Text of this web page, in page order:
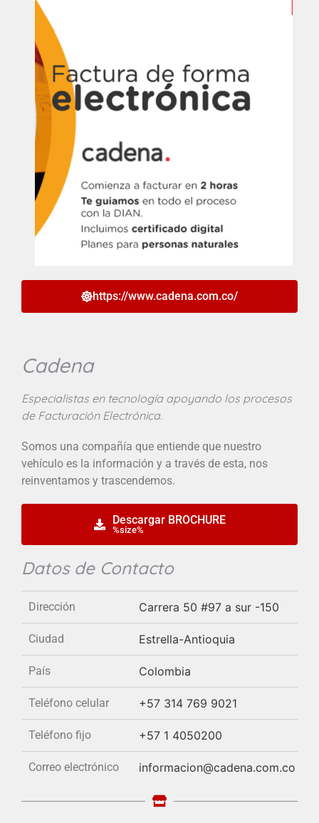
https://www.cadena.com.co/
Cadena
Especialistas en tecnología apoyando los procesos
de Facturación Electrónica.
Somos una compañía que entiende que nuestro
vehículo es la información y a través de esta, nos
reinventamos y trascendemos.
Descargar BROCHURE
%size%
Datos de Contacto
Dirección Carrera 50 #97 a sur -150
Ciudad Estrella-Antioquia
País Colombia
Teléfono celular +57 314 769 9021
Teléfono fijo +57 1 4050200
Correo electrónico informacion@cadena.com.co